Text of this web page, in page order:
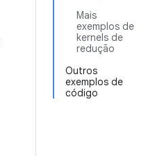
Mais
exemplos de
kernels de
redução
Outros
exemplos de
código